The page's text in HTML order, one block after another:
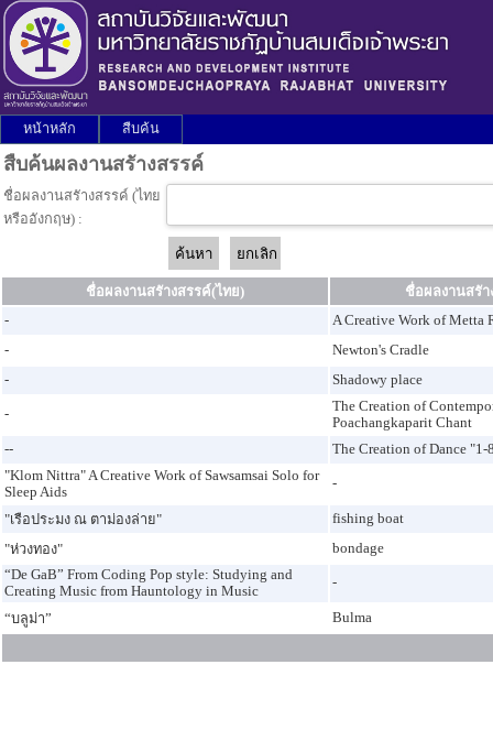
หน้าหลัก สืบค้น
สืบค้นผลงานสรัางสรรค์
ชื่อผลงานสรัางสรรค์ (ไทย
หรืออังกฤษ) :
ชื่อผลงานสรัางสรรค์(ไทย)
ชื่อผลงานสรัา
-
A Creative Work of Metta
-
Newton's Cradle
-
Shadowy place
-
The Creation of
Poachangkaparit Chant
--
The Creation of Dance "1-
"Klom Nittra" A Creative Work of Sawsamsai Solo for
Sleep Aids
-
"เรือประมง ณ ตาม่องล่าย"
fishing boat
"ห่วงทอง"
bondage
“De GaB” From Coding Pop style: Studying and
Creating Music from Hauntology in Music
-
“บลูม่า” Bulma